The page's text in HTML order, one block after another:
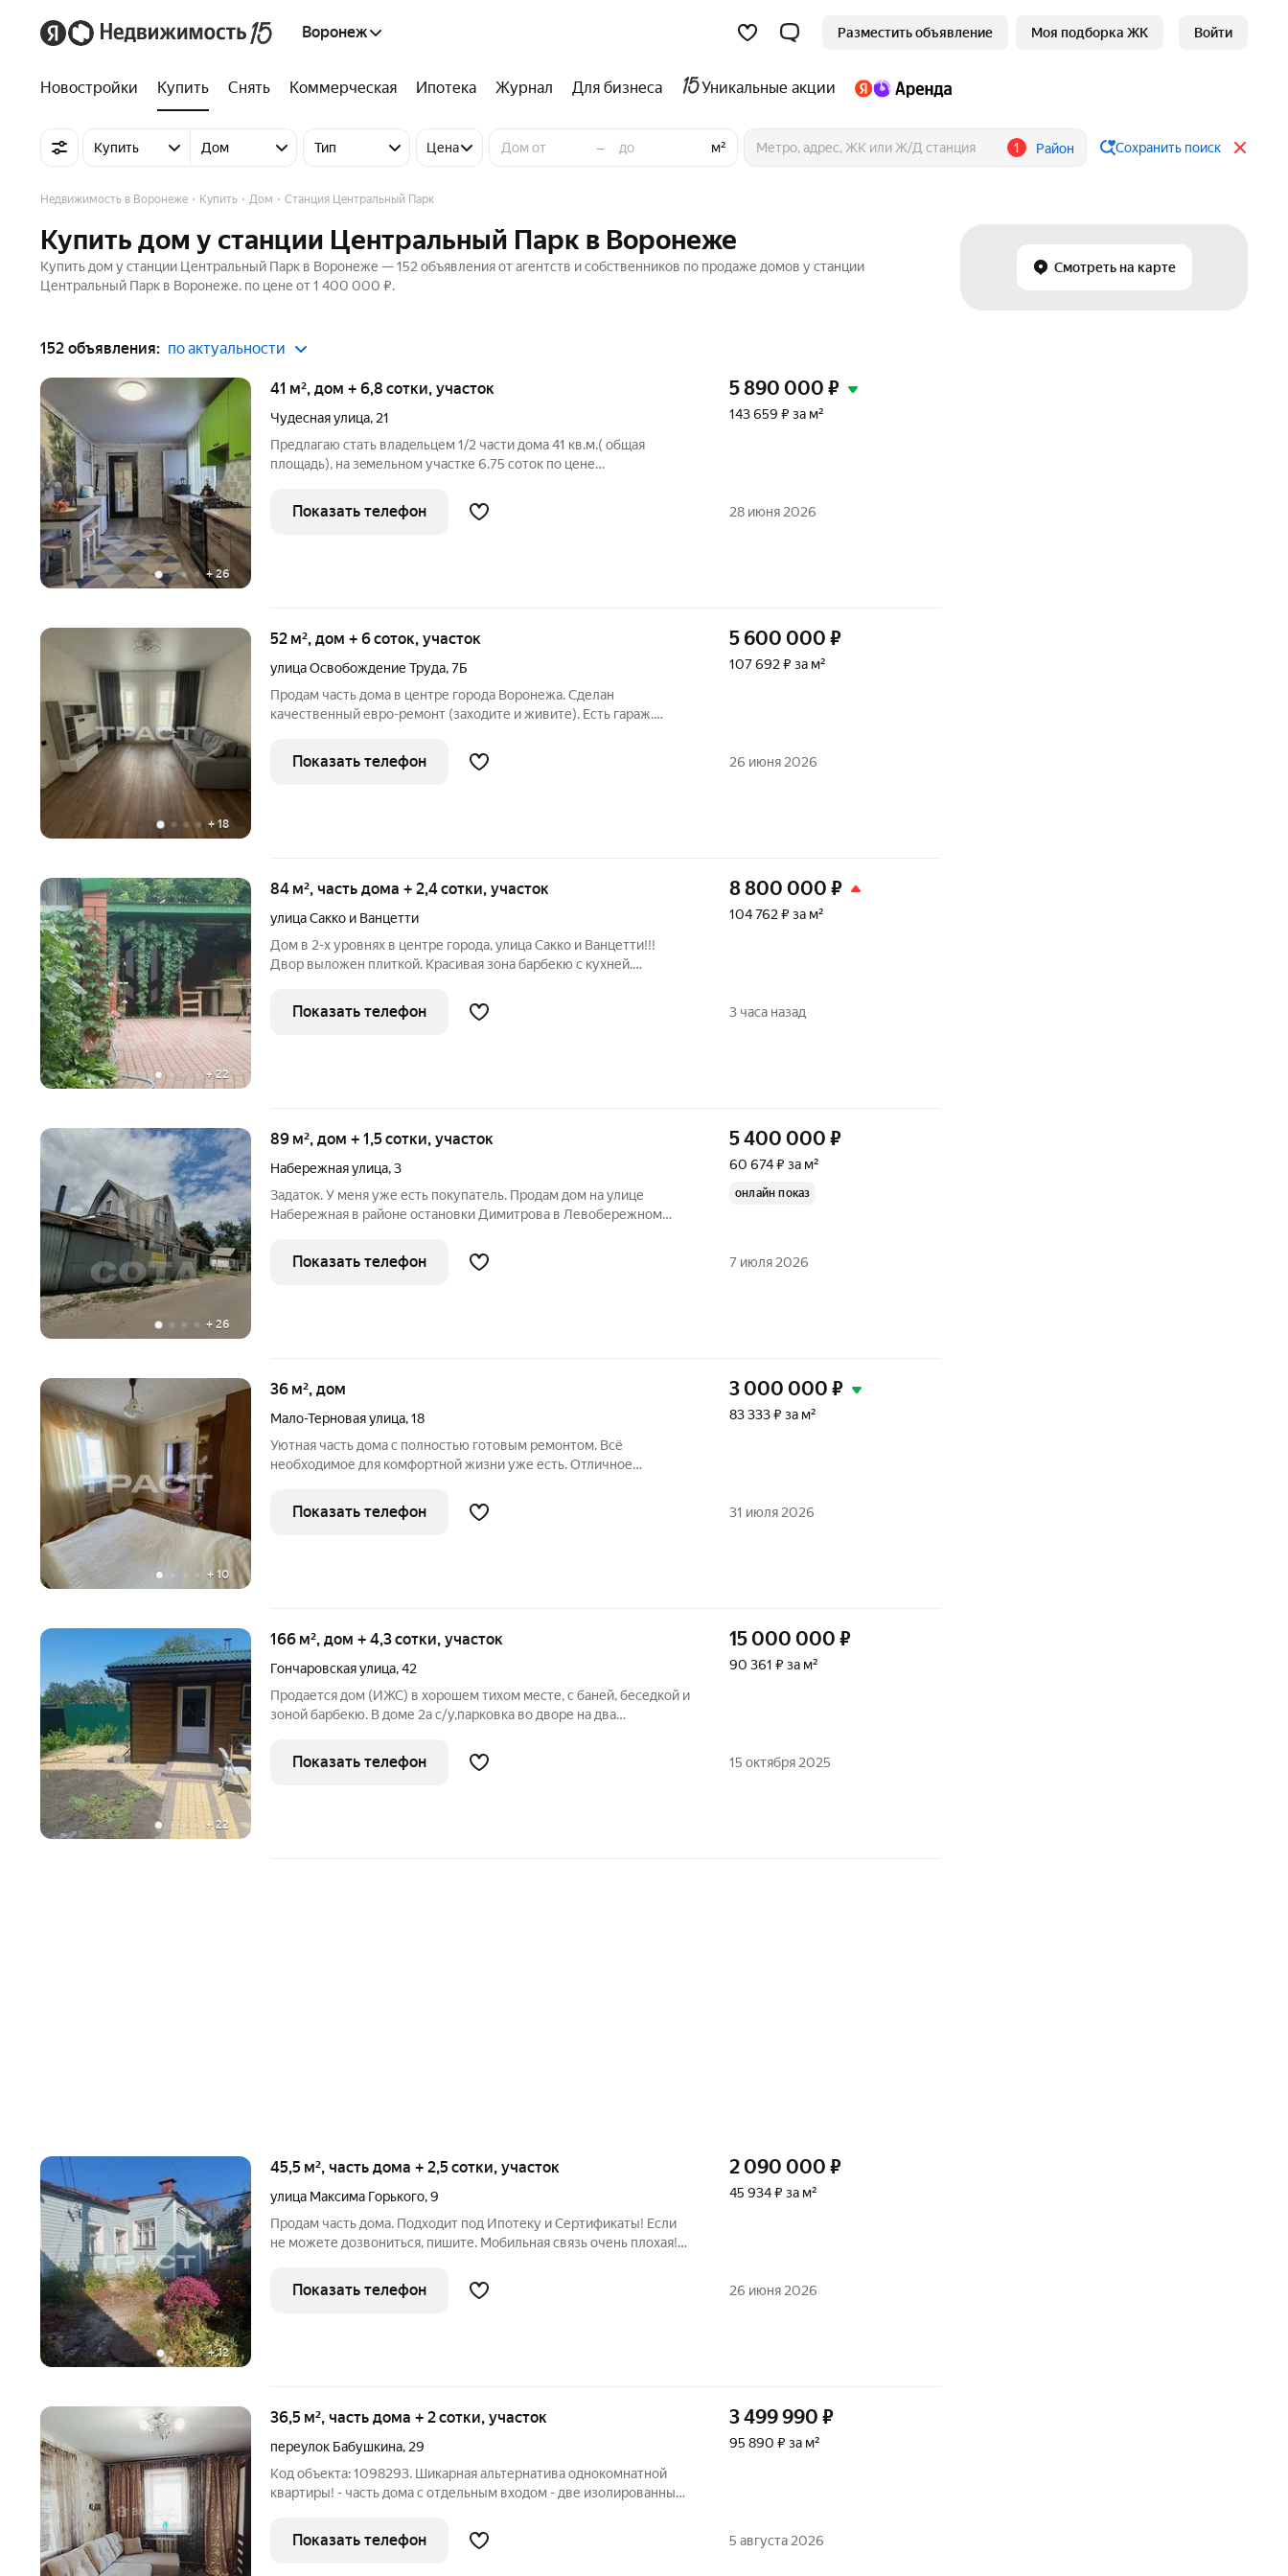
Воронеж Разместить объявление Моя подборка ЖК Войти
Новостройки Купить Снять Коммерческая Ипотека Журнал Для бизнеса Уникальные акции
Купить Дом Тип Цена – м² 1 Район Сохранить поиск
Смотреть на карте
Недвижимость в Воронеже Купить Дом Станция Центральный Парк
Купить дом у станции Центральный Парк в Воронеже
Купить дом у станции Центральный Парк в Воронеже — 152 объявления от агентств и собственников по продаже домов у станции
Центральный Парк в Воронеже. по цене от 1 400 000 ₽.
152 объявления: по актуальности
+26
41 м², дом + 6,8 сотки, участок
Чудесная улица, 21
Предлaгaю стaть владeльцем 1/2 части домa 41 кв.м.( общая
плoщадь), нa зeмельном учаcтке 6.75 coток по цене
с парковкой для двух машин. Ваша мечта иметь домик на своем
приусадебном участке
5 890 000 ₽
143 659 ₽ за м²
Показать телефон 28 июня 2026
+18
52 м², дом + 6 соток, участок
улица Освобождение Труда,7Б
Продам часть дома в центре города Воронежа. Сделан
качественный евро-ремонт (заходите и живите). Есть гараж.
5 600 000 ₽
107 692 ₽ за м²
Показать телефон 26 июня 2026
+22
84 м², часть дома + 2,4 сотки, участок
улица Сакко и Ванцетти
Дом в 2-х уровнях в центре города, улица Сакко и Ванцетти!!!
Двор выложен плиткой. Красивая зона барбекю с кухней.
в доме может быть использован автономно. Цокольный этаж
однокомнатная
8 800 000 ₽
104 762 ₽ за м²
Показать телефон 3 часа назад
+ 26
89 м², дом + 1,5 сотки, участок
Набережная улица,3
Задаток. У меня уже есть покупатель. Продам дом на улице
Набережная в районе остановки Димитрова в Левобережном
Обратите внимание на этот вариант. Отдельно стоящий
кирпичный дом из двух этажей.
5 400 000 ₽
60 674 ₽ за м²
онлайн показ
Показать телефон 7 июля 2026
+ 10
36 м², дом
Мало-Терновая улица,18
Уютная часть дома с полностью готовым ремонтом. Всё
необходимое для комфортной жизни уже есть. Отличное
прогулок. Свежий ремонт: Не нужно вкладываться в отделку,
можно заселяться сразу. Полная
3 000 000 ₽
83 333 ₽ за м²
Показать телефон 31 июля 2026
+22
166 м², дом + 4,3 сотки, участок
Гончаровская улица,42
Продается дом (ИЖС) в хорошем тихом месте, с баней, беседкой и
зоной барбекю. В доме 2а с/у,парковка во дворе на два
инфраструктура, недалеко водохранилище, остановки
общественного
15 000 000 ₽
90 361 ₽ за м²
Показать телефон 15 октября 2025
+12
45,5 м², часть дома + 2,5 сотки, участок
улица Максима Горького,9
Продам часть дома. Подходит под Ипотеку и Сертификаты! Если
не можете дозвониться, пишите. Мобильная связь очень плохая!
центральные. Газ, свет, вода. Требует ремонта, но чем за те же
деньги купить
2 090 000 ₽
45 934 ₽ за м²
Показать телефон 26 июня 2026
36,5 м², часть дома + 2 сотки, участок
переулок Бабушкина, 29
Код объекта: 1098293. Шикарная альтернатива однокомнатной
квартиры! - часть дома с отдельным входом - две изолированные
индивидуальная система отопления, что позволяет поддерживать
комфортную
3 499 990 ₽
95 890 ₽ за м²
Показать телефон 5 августа 2026